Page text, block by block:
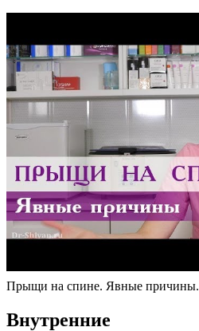
Прыщи на спине. Явные причины.
Внутренние